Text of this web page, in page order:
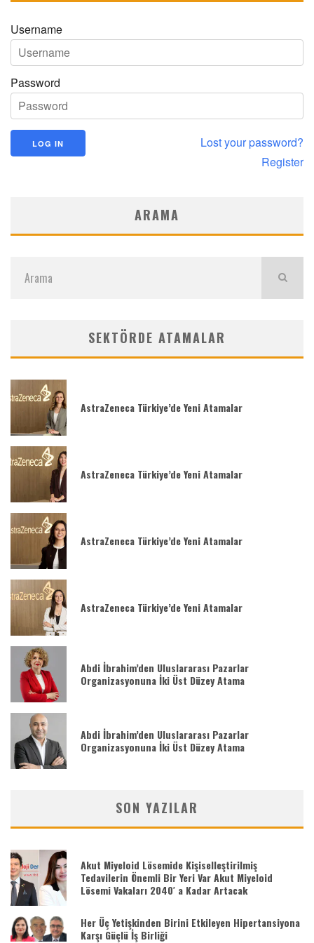
Username
Password
Lost your password?
Register
ARAMA
SEKTÖRDE ATAMALAR
AstraZeneca Türkiye’de Yeni Atamalar
AstraZeneca Türkiye’de Yeni Atamalar
AstraZeneca Türkiye’de Yeni Atamalar
AstraZeneca Türkiye’de Yeni Atamalar
Abdi İbrahim’den Uluslararası Pazarlar
Organizasyonuna İki Üst Düzey Atama
Abdi İbrahim’den Uluslararası Pazarlar
Organizasyonuna İki Üst Düzey Atama
SON YAZILAR
Akut Miyeloid Lösemide Kişiselleştirilmiş
Tedavilerin Önemli Bir Yeri Var Akut Miyeloid
Lösemi Vakaları 2040′ a Kadar Artacak
Her Üç Yetişkinden Birini Etkileyen Hipertansiyona
Karşı Güçlü İş Birliği